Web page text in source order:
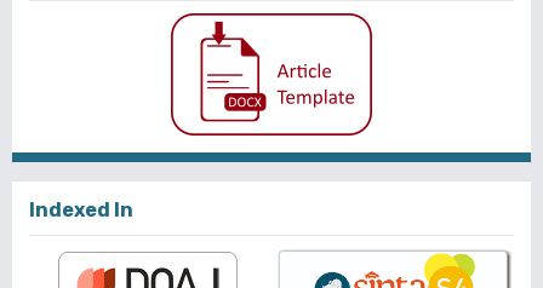
Indexed In